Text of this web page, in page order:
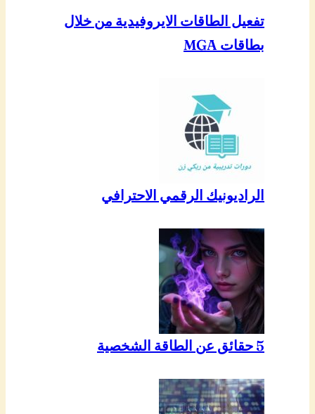
تفعيل الطاقات الايروفيدية من خلال
بطاقات MGA
الراديونيك الرقمي الاحترافي
5 حقائق عن الطاقة الشخصية